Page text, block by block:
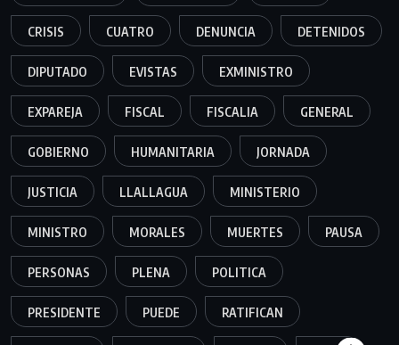
CRISIS CUATRO DENUNCIA DETENIDOS
DIPUTADO EVISTAS EXMINISTRO
EXPAREJA FISCAL FISCALIA GENERAL
GOBIERNO HUMANITARIA JORNADA
JUSTICIA LLALLAGUA MINISTERIO
MINISTRO MORALES MUERTES PAUSA
PERSONAS PLENA POLITICA
PRESIDENTE PUEDE RATIFICAN